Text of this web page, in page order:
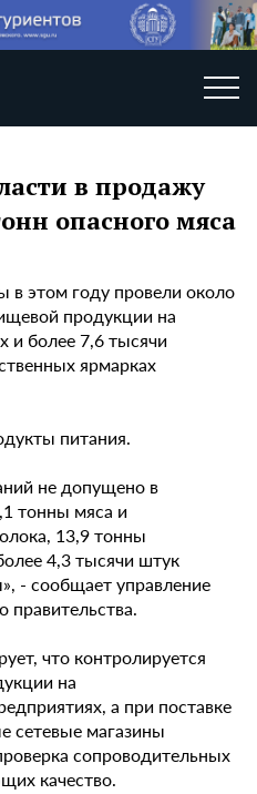
в продажу
опасного мяса
в этом году провели около
продукции на
и более 7,6 тысячи
ярмарках
питания.
не допущено в
тонны мяса и
13,9 тонны
4,3 тысячи штук
- сообщает управление
правительства.
что контролируется
на
а при поставке
сетевые магазины
сопроводительных
качество.